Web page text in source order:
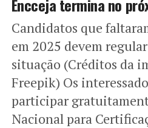
Encceja termina no
Candidatos que
em 2025 devem
situação (Créditos da
Freepik) Os
participar
Nacional para